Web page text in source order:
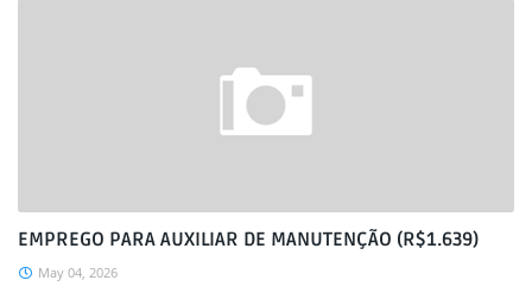
EMPREGO PARA AUXILIAR DE MANUTENÇÃO (R$1.639)
May 04, 2026